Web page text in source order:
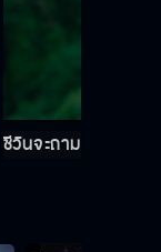
ชีวันจะถาม คุณสรุจ